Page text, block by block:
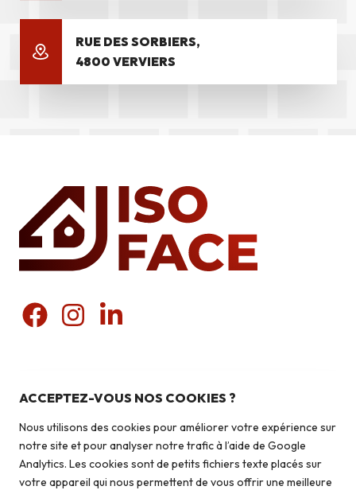
Briquettes
Autoconstruction & isolation
ACCEPTEZ-VOUS NOS COOKIES ?
Nous utilisons des cookies pour améliorer votre expérience sur
notre site et pour analyser notre trafic à l’aide de Google
Analytics. Les cookies sont de petits fichiers texte placés sur
votre appareil qui nous permettent de vous offrir une meilleure
RUE DES SORBIERS,
4800 VERVIERS
Liens utiles
Qui sommes-nous ?
Isolation